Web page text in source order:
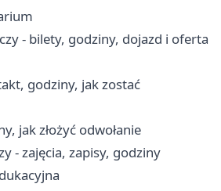
- bilety, godziny, dojazd i oferta
godziny, jak zostać
jak złożyć odwołanie
- zajęcia, zapisy, godziny